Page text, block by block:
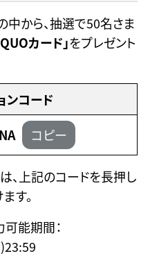
から、抽選で50名さま
カード」をプレゼント
ンコード
コピー
、上記のコードを長押し
す。
能期間：